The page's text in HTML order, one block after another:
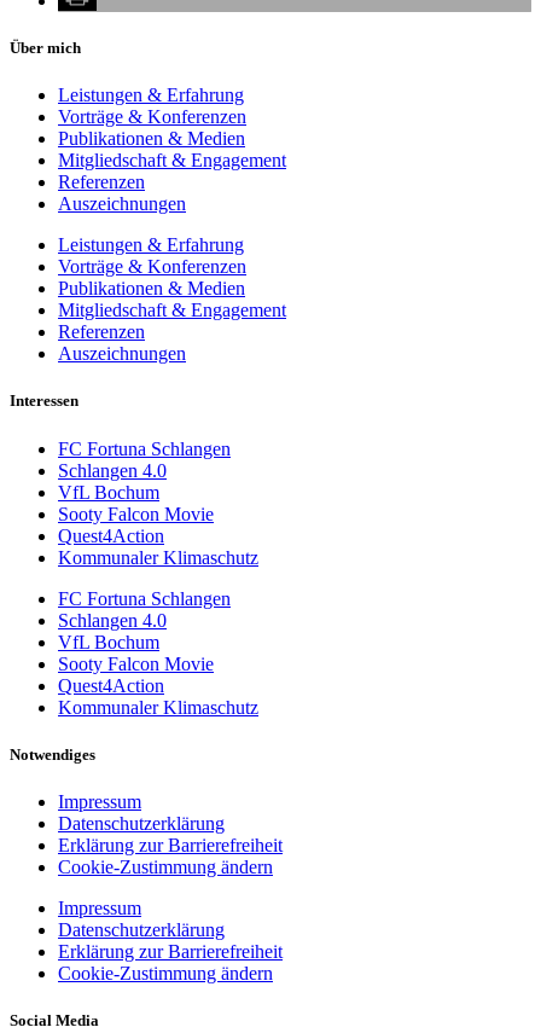
Über mich
Leistungen & Erfahrung
Vorträge & Konferenzen
Publikationen & Medien
Mitgliedschaft & Engagement
Referenzen
Auszeichnungen
Leistungen & Erfahrung
Vorträge & Konferenzen
Publikationen & Medien
Mitgliedschaft & Engagement
Referenzen
Auszeichnungen
Interessen
FC Fortuna Schlangen
Schlangen 4.0
VfL Bochum
Sooty Falcon Movie
Quest4Action
Kommunaler Klimaschutz
FC Fortuna Schlangen
Schlangen 4.0
VfL Bochum
Sooty Falcon Movie
Quest4Action
Kommunaler Klimaschutz
Notwendiges
Impressum
Datenschutzerklärung
Erklärung zur Barrierefreiheit
Cookie-Zustimmung ändern
Impressum
Datenschutzerklärung
Erklärung zur Barrierefreiheit
Cookie-Zustimmung ändern
Social Media